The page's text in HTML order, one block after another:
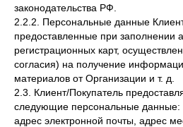
законодательства РФ.
2.2.2. Персональные данные
предоставленные при заполнении
регистрационных карт,
согласия) на получение
материалов от Организации и т. д.
2.3. Клиент/Покупатель
следующие персональные
адрес электронной почты, адрес